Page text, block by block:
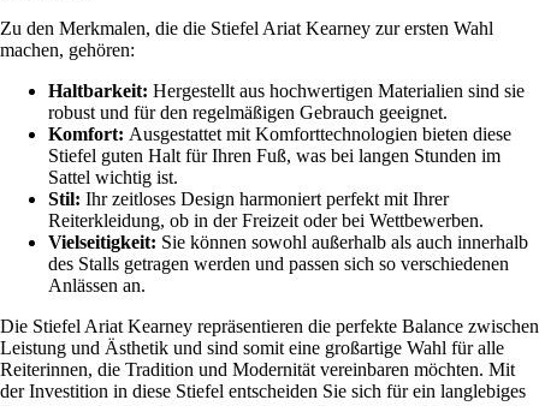
Zu den Merkmalen, die die Stiefel Ariat Kearney zur ersten Wahl
machen, gehören:
Haltbarkeit: Hergestellt aus hochwertigen Materialien sind sie
robust und für den regelmäßigen Gebrauch geeignet.
Komfort: Ausgestattet mit Komforttechnologien bieten diese
Stiefel guten Halt für Ihren Fuß, was bei langen Stunden im
Sattel wichtig ist.
Stil: Ihr zeitloses Design harmoniert perfekt mit Ihrer
Reiterkleidung, ob in der Freizeit oder bei Wettbewerben.
Vielseitigkeit: Sie können sowohl außerhalb als auch innerhalb
des Stalls getragen werden und passen sich so verschiedenen
Anlässen an.
Die Stiefel Ariat Kearney repräsentieren die perfekte Balance zwischen
Leistung und Ästhetik und sind somit eine großartige Wahl für alle
Reiterinnen, die Tradition und Modernität vereinbaren möchten. Mit
der Investition in diese Stiefel entscheiden Sie sich für ein langlebiges